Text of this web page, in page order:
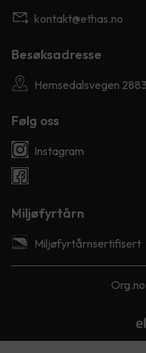
kontakt@ethas.no
Besøksadresse
Hemsedalsvegen
Følg oss
Instagram
Miljøfyrtårn
Miljøfyrtårnsertifisert